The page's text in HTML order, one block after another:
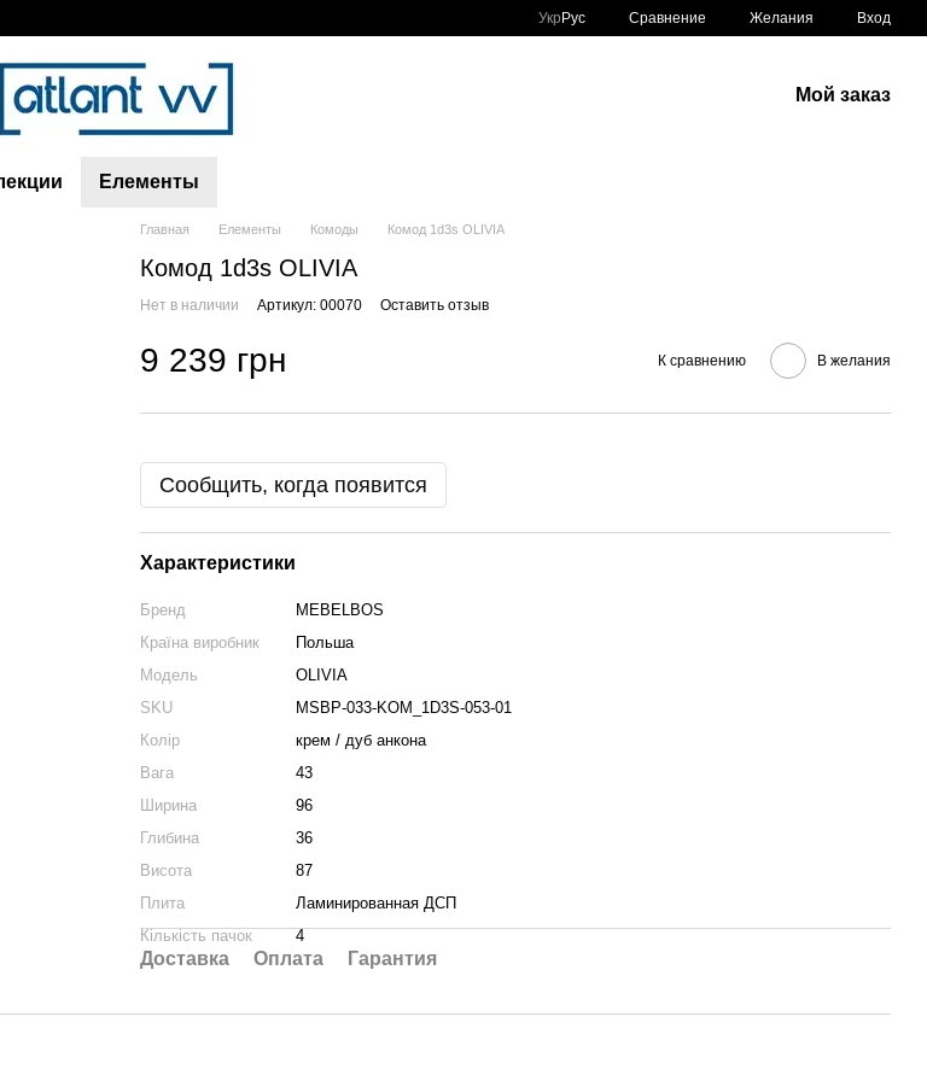
Укр Рус Сравнение Желания Вход
Мой заказ
Елементы
Главная Елементы Комоды Комод 1d3s OLIVIA
Комод 1d3s OLIVIA
Нет в наличии Артикул: 00070 Оставить отзыв
9 239 грн К сравнению В желания
Сообщить, когда появится
Характеристики
Бренд
MEBELBOS
Країна виробник
Польша
Модель
OLIVIA
SKU
MSBP-033-KOM_1D3S-053-01
Колір
крем / дуб анкона
Вага
43
Ширина
96
Глибина
36
Висота
87
Плита
Ламинированная ДСП
Кількість пачок
4
Доставка Оплата Гарантия